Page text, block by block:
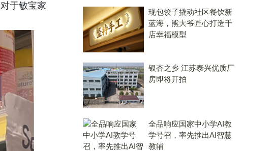
于敏宝家
现包饺子撬动社区餐饮新
蓝海，熊大爷匠心打造千
店幸福模型
银杏之乡 江苏泰兴优质厂
房即将开拍
全品响应国家中小学AI教
学号召，率先推出AI智慧
教辅